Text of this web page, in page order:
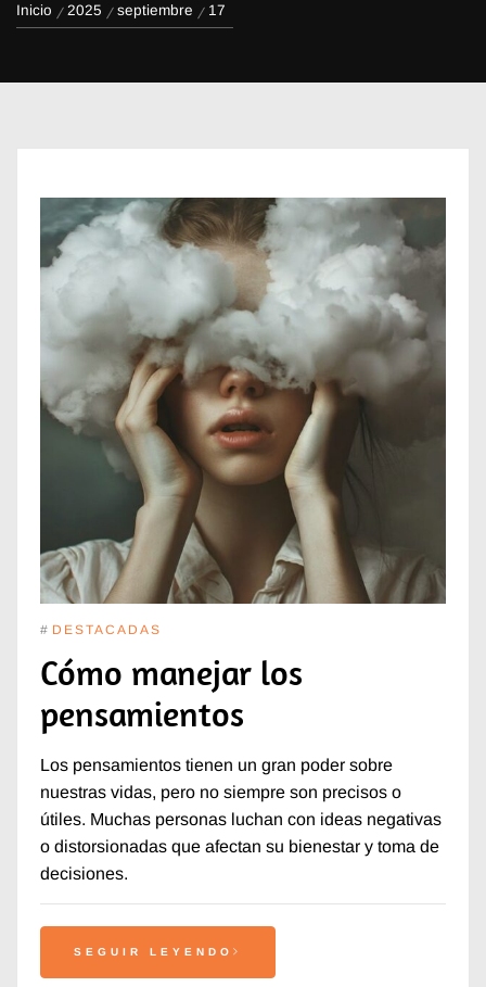
Inicio 2025 septiembre 17
# DESTACADAS
Cómo manejar los
pensamientos
Los pensamientos tienen un gran poder sobre
nuestras vidas, pero no siempre son precisos o
útiles. Muchas personas luchan con ideas negativas
o distorsionadas que afectan su bienestar y toma de
decisiones.
SEGUIR LEYENDO